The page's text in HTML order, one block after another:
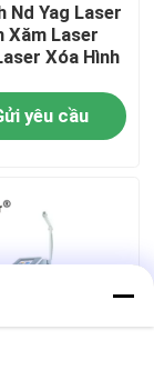
Nd Yag Laser
Xăm Laser
Xóa Hình
yêu cầu